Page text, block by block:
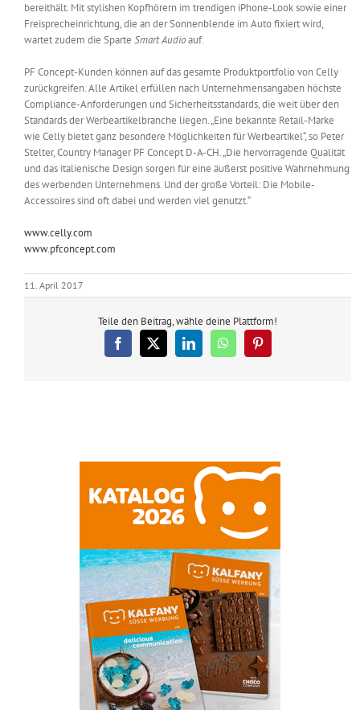
bereithält. Mit stylishen Kopfhörern im trendigen iPhone-Look sowie einer
Freisprecheinrichtung, die an der Sonnenblende im Auto fixiert wird,
wartet zudem die Sparte Smart Audioauf.
PF Concept-Kunden können auf das gesamte Produktportfolio von Celly
zurückgreifen. Alle Artikel erfüllen nach Unternehmensangaben höchste
Compliance-Anforderungen und Sicherheitsstandards, die weit über den
Standards der Werbeartikelbranche liegen. „Eine bekannte Retail-Marke
wie Celly bietet ganz besondere Möglichkeiten für Werbeartikel“, so Peter
Stelter, Country Manager PF Concept D-A-CH. „Die hervorragende Qualität
und das italienische Design sorgen für eine äußerst positive Wahrnehmung
des werbenden Unternehmens. Und der große Vorteil: Die Mobile-
Accessoires sind oft dabei und werden viel genutzt.“
www.celly.com
www.pfconcept.com
11. April 2017
Teile den Beitrag, wähle deine Plattform!
Facebook
X LinkedInWhatsAppPinterest